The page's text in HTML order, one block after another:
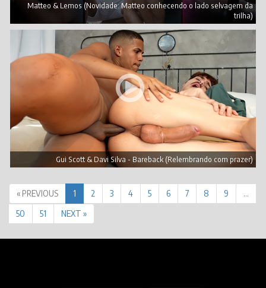
Matteo & Lemos (Novidade: Matteo conhecendo o lado selvagem da
trilha)
Gui Scott & Davi Silva - Bareback (Relembrando com prazer)
« PREVIOUS 1 2 3 4 5 6 7 8 9
…
50
51 NEXT »